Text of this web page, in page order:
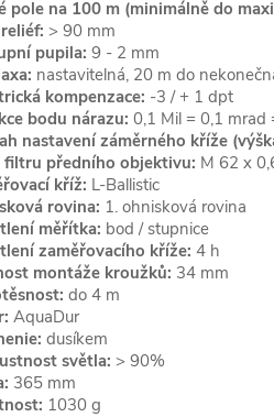
pole na 100 m (minimálně do
> 90 mm
pupila: 9 - 2 mm
nastavitelná, 20 m do
kompenzace: -3 / + 1 dpt
bodu nárazu: 0,1 Mil = 0,1
nastavení záměrného kříže
filtru předního objektivu: M 62 x
kříž: L-Ballistic
rovina: 1. ohnisková rovina
měřítka: bod / stupnice
zaměřovacího kříže: 4 h
montáže kroužků: 34 mm
do 4 m
AquaDur
dusíkem
světla: > 90%
365 mm
1030 g